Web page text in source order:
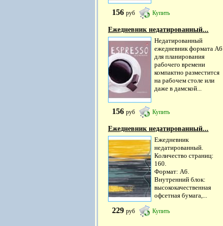
156 руб Купить
Ежедневник недатированный...
Недатированный
ежедневник формата А6
для планирования
рабочего времени
компактно разместится
на рабочем столе или
даже в дамской...
156 руб Купить
Ежедневник недатированный...
Ежедневник
недатированный.
Количество страниц:
160.
Формат: А6.
Внутренний блок:
высококачественная
офсетная бумага,...
229 руб Купить